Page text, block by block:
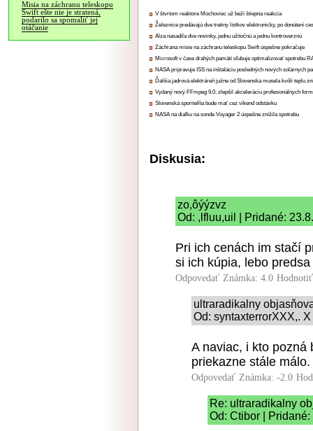
Misia na záchranu teleskopu
Swift ešte nie je stratená,
podarilo sa spomaliť jej
otáčanie
V štvrtom reaktore Mochoviec už beží štiepna reakcia
Železnice predávajú dve tretiny lístkov elektronicky, po donútení
Alza nasadila dve novinky, jednu užitočnú a jednu kontroverznú
Záchrana misie na záchranu teleskopu Swift úspešne pokračuje
Microsoft v čase drahých pamätí sľubuje optimalizovať spotrebu
NASA pripravuje ISS na inštaláciu posledných nových solárnych
Ďalšia jadrová elektráreň južne od Slovenska musela kvôli teplu
Vydaný nový FFmpeg 9.0, zlepšil akceleráciu profesionálnych
Slovenská sporiteľňa bude mať cez víkend odstávku
NASA na diaľku na sonde Voyager 2 úspešne znížila spotrebu
Diskusia:
zo,ôýýzvz
Od: ,lfluu,uil | Pridané:
Pri ich cenách im stačí
si ich kúpia, lebo
Odpovedať Známka: 4.0
ultraradikalny
Od: syntaxterrorXXX,.
A naviac, i kto pozná
priekazne stále málo.
Odpovedať Známka: -2.0
Re: ultraradikalny
Od: Ctibor |